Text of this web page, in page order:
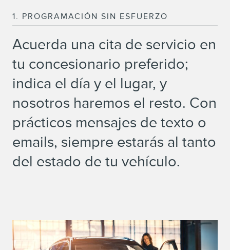
1. PROGRAMACIÓN SIN ESFUERZO
Acuerda una cita de servicio en
tu concesionario preferido;
indica el día y el lugar, y
nosotros haremos el resto. Con
prácticos mensajes de texto o
emails, siempre estarás al tanto
del estado de tu vehículo.